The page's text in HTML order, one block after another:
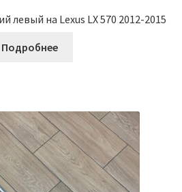
левый на Lexus LX 570 2012-2015
Подробнее